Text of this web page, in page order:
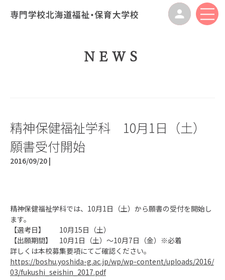
NEWS
精神保健福祉学科 10月1日（土）
願書受付開始
2016/09/20 |
精神保健福祉学科では、10月1日（土）から願書の受付を開始し
ます。
【選考日】 10月15日（土）
【出願期間】 10月1日（土）～10月7日（金）※必着
詳しくは本校募集要項にてご確認ください。
https://boshu.yoshida-g.ac.jp/wp/wp-content/uploads/2016/
03/fukushi_seishin_2017.pdf